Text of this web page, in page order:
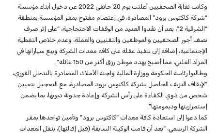
وكانت نقابة الصحفيين أعلنت يوم 20 جانفي 2022 عن دخول أبناء مؤسسة
“شركة كاكتوس برود” المصادرة، في إعتصام مفتوح بمقر المؤسسة بمنطقة
“الشرقية 2″، بعد أن نفّذوا العديد من الوقفات الاحتجاجية، “على إثر صرف
نصف أجور الصحفيين والموظفين والتقنيين والعملة، وعدم خلاص التغطية
الإجتماعية، إضافة إلى تنفيذ عقلة على كافة معدات الشركة وبيع سياراتها في
المزاد العلني، مما أصبح يهدد موطن رزق أكثر من 150 عائلة”.
وطالبوا رئاسة الحكومة ووزارة المالية ولجنة الأملاك المصادرة بالتدخل الفوري،
“لإيقاف النزيف الحاصل بشركة كاكتوس برود المصادرة، مع التعجيل بتعيين
شخص من ذوي الكفاءة على رأس الشركة وإعادة جدولة ديونها، بما يضمن
إستمراريتها وديمومتها”.
كما دعوا إلى استعادة كافة معدات “كاكتوس برود” وتأمين تواجدها بمقر
الشركة الرسمي، “بعد أن قامت الوكيلة السابقة (قبل إقالتها)، بنقل المعدات